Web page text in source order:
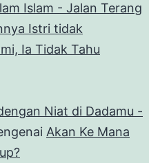
Islam - Jalan Terang
Istri tidak
Ia Tidak Tahu
Niat di Dadamu -
Akan Ke Mana